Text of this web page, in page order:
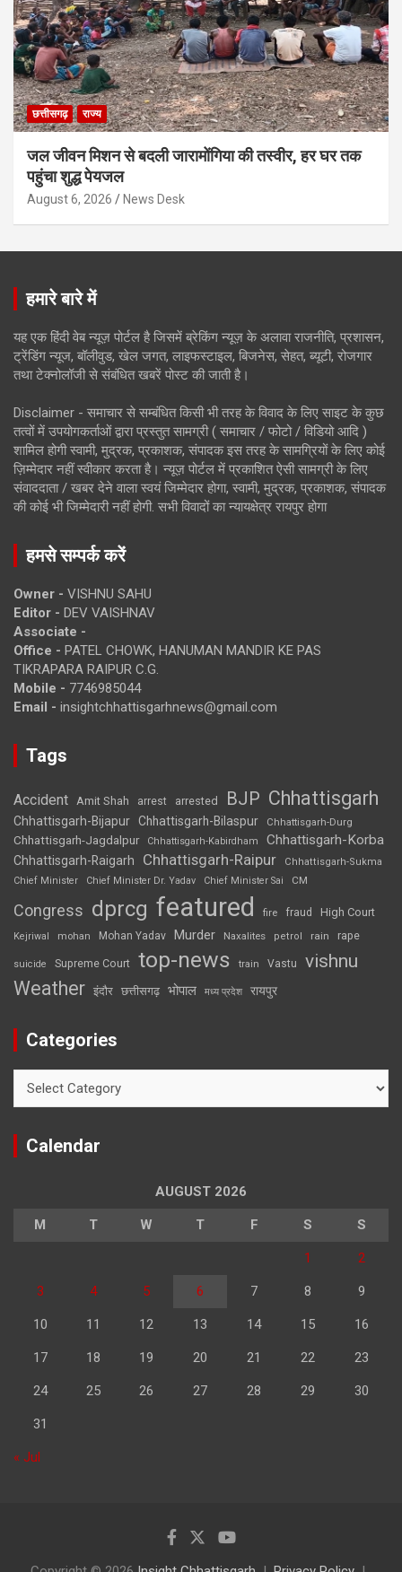
छत्तीसगढ़ राज्य
जल जीवन मिशन से बदली जारामोंगिया की तस्वीर, हर घर तक
पहुंचा शुद्ध पेयजल
August 6, 2026 News Desk
हमारे बारे में
यह एक हिंदी वेब न्यूज़ पोर्टल है जिसमें ब्रेकिंग न्यूज़ के अलावा राजनीति, प्रशासन,
ट्रेंडिंग न्यूज, बॉलीवुड, खेल जगत, लाइफस्टाइल, बिजनेस, सेहत, ब्यूटी, रोजगार
तथा टेक्नोलॉजी से संबंधित खबरें पोस्ट की जाती है।
Disclaimer - समाचार से सम्बंधित किसी भी तरह के विवाद के लिए साइट के कुछ
तत्वों में उपयोगकर्ताओं द्वारा प्रस्तुत सामग्री ( समाचार / फोटो / विडियो आदि )
शामिल होगी स्वामी, मुद्रक, प्रकाशक, संपादक इस तरह के सामग्रियों के लिए कोई
ज़िम्मेदार नहीं स्वीकार करता है। न्यूज़ पोर्टल में प्रकाशित ऐसी सामग्री के लिए
संवाददाता / खबर देने वाला स्वयं जिम्मेदार होगा, स्वामी, मुद्रक, प्रकाशक, संपादक
की कोई भी जिम्मेदारी नहीं होगी. सभी विवादों का न्यायक्षेत्र रायपुर होगा
हमसे सम्पर्क करें
Owner - VISHNU SAHU
Editor - DEV VAISHNAV
Associate -
Office - PATEL CHOWK, HANUMAN MANDIR KE PAS
TIKRAPARA RAIPUR C.G.
Mobile - 7746985044
Email - insightchhattisgarhnews@gmail.com
Tags
Accident Amit Shah arrest arrested BJP Chhattisgarh
Chhattisgarh-Bijapur Chhattisgarh-Bilaspur Chhattisgarh-Durg
Chhattisgarh-Jagdalpur Chhattisgarh-Kabirdham Chhattisgarh-Korba
Chhattisgarh-Raigarh Chhattisgarh-Raipur
Chhattisgarh-Sukma
Chief Minister
Chief Minister Dr. Yadav Chief Minister Sai CM
Congress dprcg featured fire fraud High Court
Kejriwal mohan Mohan Yadav Murder Naxalites petrol rain rape
suicide Supreme Court top-news train Vastu vishnu
Weather इंदौर छत्तीसगढ़ भोपाल मध्य प्रदेश रायपुर
Categories
Calendar
AUGUST 2026
M T W T F S S
1 2
3 4 5 6 7 8 9
10 11 12 13 14 15 16
17 18 19 20 21 22 23
24 25 26 27 28 29 30
31
« Jul